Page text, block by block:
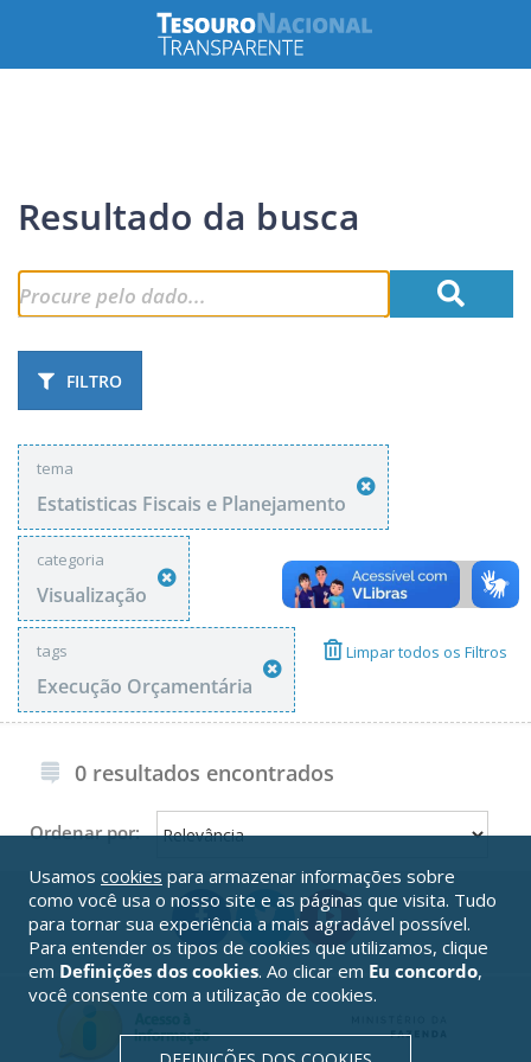
Resultado da busca
FILTRO
tema
Estatisticas Fiscais e Planejamento
categoria
Visualização
tags
Execução Orçamentária
Limpar todos os Filtros
0 resultados encontrados
Ordenar por:
Usamos cookies para armazenar informações sobre
como você usa o nosso site e as páginas que visita. Tudo
para tornar sua experiência a mais agradável possível.
Para entender os tipos de cookies que utilizamos, clique
em Definições dos cookies. Ao clicar em Eu concordo,
você consente com a utilização de cookies.